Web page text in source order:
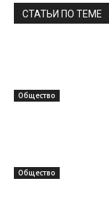
СТАТЬИ ПО ТЕМЕ
Общество
Общество